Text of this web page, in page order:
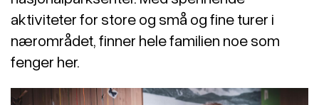
aktiviteter for store og små og fine turer i
nærområdet, finner hele familien noe som
fenger her.